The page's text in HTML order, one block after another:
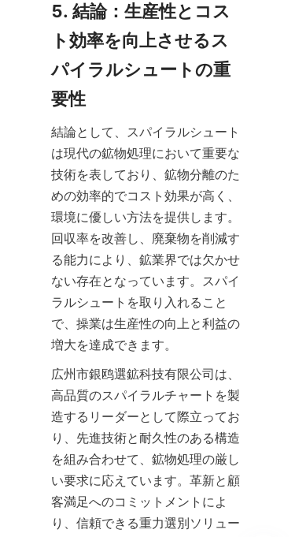
5. 結論：生産性とコス
ト効率を向上させるス
パイラルシュートの重
要性
結論として、スパイラルシュート
は現代の鉱物処理において重要な
技術を表しており、鉱物分離のた
めの効率的でコスト効果が高く、
環境に優しい方法を提供します。
回収率を改善し、廃棄物を削減す
る能力により、鉱業界では欠かせ
ない存在となっています。スパイ
ラルシュートを取り入れること
で、操業は生産性の向上と利益の
増大を達成できます。
広州市銀鸥選鉱科技有限公司は、
高品質のスパイラルチャートを製
造するリーダーとして際立ってお
り、先進技術と耐久性のある構造
を組み合わせて、鉱物処理の厳し
い要求に応えています。革新と顧
客満足へのコミットメントによ
り、信頼できる重力選別ソリュー